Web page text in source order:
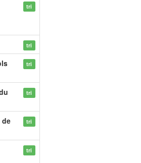
tri
tri
tri
tri
de
tri
tri